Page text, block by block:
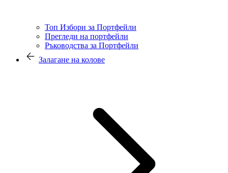
Топ Избори за Портфейли
Прегледи на портфейли
Ръководства за Портфейли
Залагане на колове